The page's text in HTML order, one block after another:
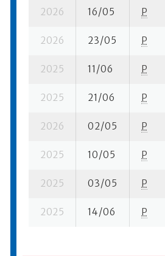
2026 16/05 P
2026 23/05 P
2025 11/06 P
2025 21/06 P
2026 02/05 P
2025 10/05 P
2025 03/05 P
2025 14/06 P